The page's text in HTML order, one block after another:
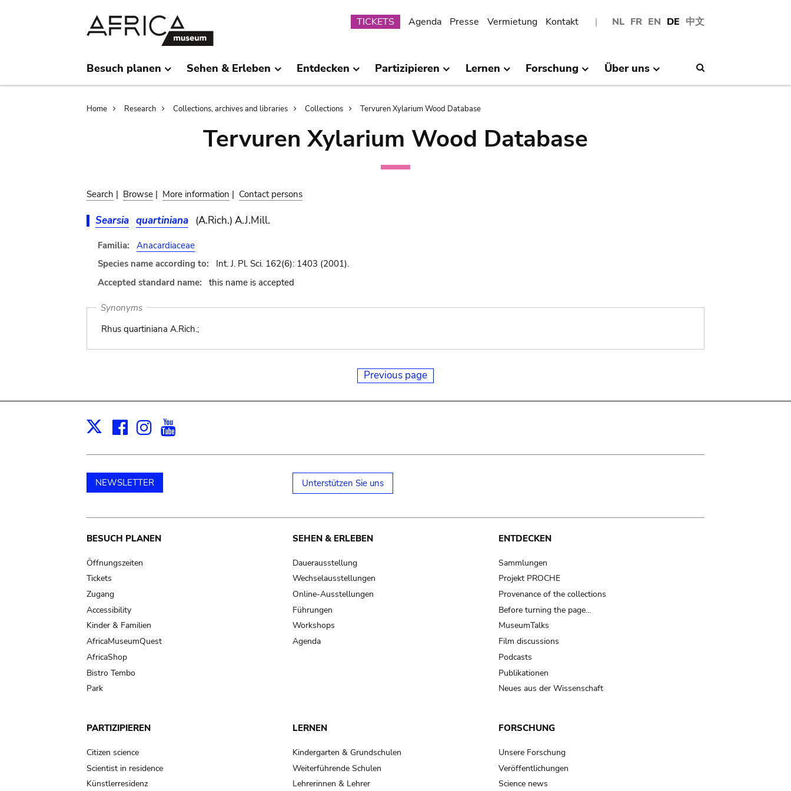
NL FR EN DE 中文
Submenu
TICKETS Agenda Presse Vermietung Kontakt
Besuch planen Sehen & Erleben Entdecken Partizipieren Lernen Forschung Über uns
Breadcrumb
Home Research Collections, archives and libraries Collections Tervuren Xylarium Wood Database
Tervuren Xylarium Wood Database
Search | Browse | More information | Contact persons
Searsia quartiniana (A.Rich.) A.J.Mill.
Familia:
Anacardiaceae
Species name according to:
Int. J. Pl. Sci. 162(6): 1403 (2001).
Accepted standard name:
this name is accepted
Synonyms
Rhus quartiniana A.Rich.;
Previous page
X Facebook
Instagram
NEWSLETTER Unterstützen Sie uns
Main
navigation
BESUCH PLANEN
Öffnungszeiten
Tickets
Zugang
Accessibility
Kinder & Familien
AfricaMuseumQuest
AfricaShop
Bistro Tembo
Park
SEHEN & ERLEBEN
Dauerausstellung
Wechselausstellungen
Online-Ausstellungen
Führungen
Workshops
Agenda
ENTDECKEN
Sammlungen
Projekt PROCHE
Provenance of the collections
Before turning the page…
MuseumTalks
Film discussions
Podcasts
Publikationen
Neues aus der Wissenschaft
PARTIZIPIEREN
Citizen science
Scientist in residence
Künstlerresidenz
LERNEN
Kindergarten & Grundschulen
Weiterführende Schulen
Lehrerinnen & Lehrer
FORSCHUNG
Unsere Forschung
Veröffentlichungen
Science news